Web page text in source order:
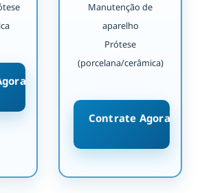
Manutenção de
aparelho
Prótese
(porcelana/cerâmica)
Contrate Agora